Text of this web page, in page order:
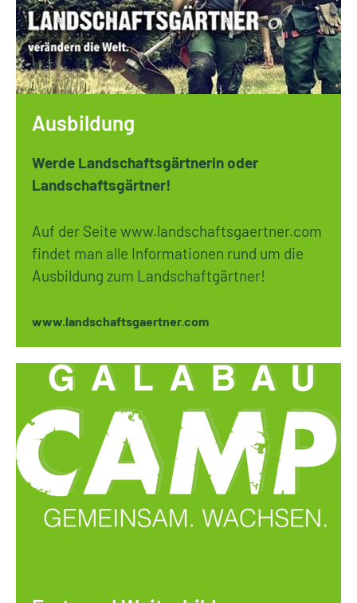
Ausbildung
Werde Landschaftsgärtnerin oder
Landschaftsgärtner!
Auf der Seite www.landschaftsgaertner.com
findet man alle Informationen rund um die
Ausbildung zum Landschaftgärtner!
www.landschaftsgaertner.com